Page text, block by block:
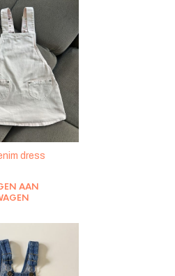
dress
AAN